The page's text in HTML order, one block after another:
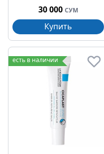
30 000 СУМ
Купить
есть в наличии